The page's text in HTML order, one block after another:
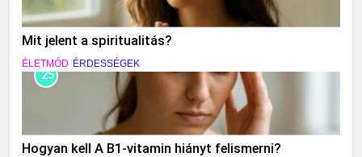
Mit jelent a spiritualitás?
ÉLETMÓD ÉRDESSÉGEK
25
Hogyan kell A B1-vitamin hiányt felismerni?